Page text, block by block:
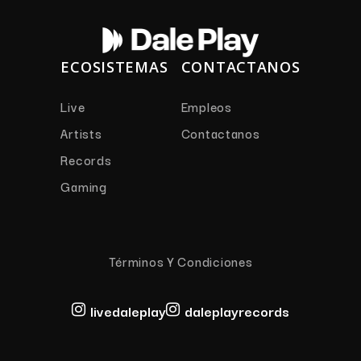
ECOSISTEMAS
Live
Artists
Records
Gaming
CONTACTANOS
Empleos
Contactanos
Términos Y Condiciones
livedaleplay daleplayrecords